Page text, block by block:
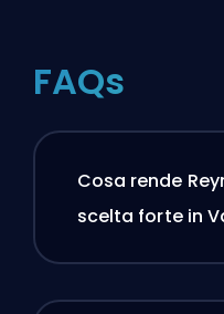
FAQs
Cosa rende
scelta forte in